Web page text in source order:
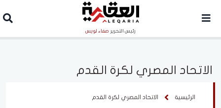
رئيس التحرير صفاء لويس
الاتحاد المصري لكرة القدم
الرئيسية الاتحاد المصري لكرة القدم